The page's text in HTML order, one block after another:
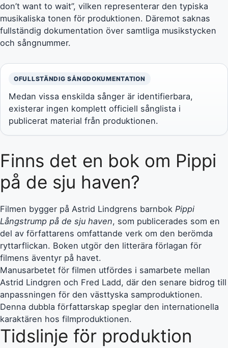
don’t want to wait”, vilken representerar den typiska
musikaliska tonen för produktionen. Däremot saknas
fullständig dokumentation över samtliga musikstycken
och sångnummer.
OFULLSTÄNDIG SÅNGDOKUMENTATION
Medan vissa enskilda sånger är identifierbara,
existerar ingen komplett officiell sånglista i
publicerat material från produktionen.
Finns det en bok om Pippi
på de sju haven?
Filmen bygger på Astrid Lindgrens barnbok Pippi
Långstrump på de sju haven, som publicerades som en
del av författarens omfattande verk om den berömda
ryttarflickan. Boken utgör den litterära förlagan för
filmens äventyr på havet.
Manusarbetet för filmen utfördes i samarbete mellan
Astrid Lindgren och Fred Ladd, där den senare bidrog till
anpassningen för den västtyska samproduktionen.
Denna dubbla författarskap speglar den internationella
karaktären hos filmproduktionen.
Tidslinje för produktion